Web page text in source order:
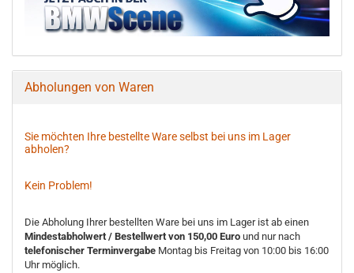
Abholungen von Waren
Sie möchten Ihre bestellte Ware selbst bei uns im Lager
abholen?
Kein Problem!
Die Abholung Ihrer bestellten Ware bei uns im Lager ist ab einen
Mindestabholwert / Bestellwert von 150,00 Euro und nur nach
telefonischer Terminvergabe Montag bis Freitag von 10:00 bis 16:00
Uhr möglich.